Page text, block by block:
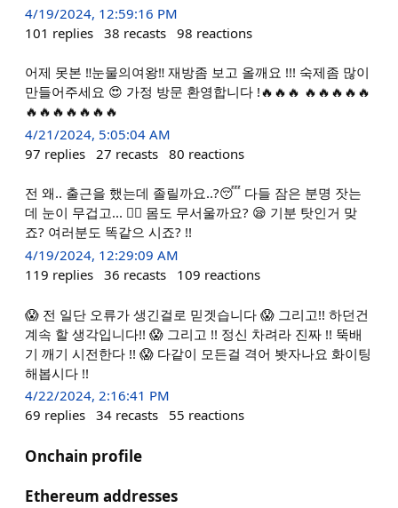
4/19/2024, 12:59:16 PM
101 replies 38 recasts 98 reactions
어제 못본 ‼️눈물의여왕‼️ 재방좀 보고 올깨요 !!! 숙제좀 많이
만들어주세요 😍 가정 방문 환영합니다 !🔥🔥🔥 🔥🔥🔥🔥🔥
🔥🔥🔥🔥🔥🔥🔥
4/21/2024, 5:05:04 AM
97 replies 27 recasts 80 reactions
전 왜.. 출근을 했는데 졸릴까요..?😴 다들 잠은 분명 잣는
데 눈이 무겁고... 😵‍💫 몸도 무서울까요? 😪 기분 탓인거 맞
죠? 여러분도 똑같으 시죠? !!
4/19/2024, 12:29:09 AM
119 replies 36 recasts 109 reactions
😱 전 일단 오류가 생긴걸로 믿겟습니다 😱 그리고!! 하던건
계속 할 생각입니다!! 😱 그리고 !! 정신 차려라 진짜 !! 뚝배
기 깨기 시전한다 !! 😱 다같이 모든걸 격어 봣자나요 화이팅
해봅시다 !!
4/22/2024, 2:16:41 PM
69 replies 34 recasts 55 reactions
Onchain profile
Ethereum addresses